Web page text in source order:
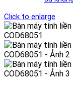
Click to enlarge